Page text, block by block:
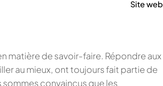
Site web
matière de savoir-faire. Répondre aux
au mieux, ont toujours fait partie de
convaincus que les